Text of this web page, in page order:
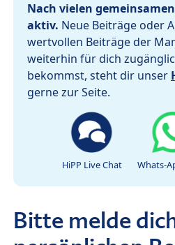
Nach vielen
aktiv. Neue Beiträge oder
wertvollen Beiträge der
weiterhin für dich
bekommst, steht dir unser
gerne zur Seite.
HiPP Live Chat Whats-
Bitte melde